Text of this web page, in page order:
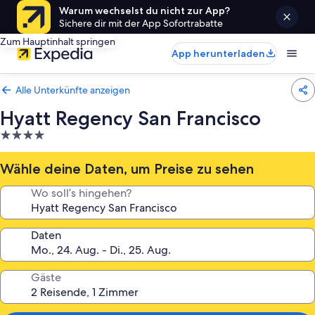
Warum wechselst du nicht zur App?
Sichere dir mit der App Sofortrabatte
Zum Hauptinhalt springen
App herunterladen
Alle Unterkünfte anzeigen
Hyatt Regency San Francisco
4.0-
Sterne-
Unterkunft
Wähle deine Daten, um Preise zu sehen
Wo soll’s hingehen?
Daten
Gäste